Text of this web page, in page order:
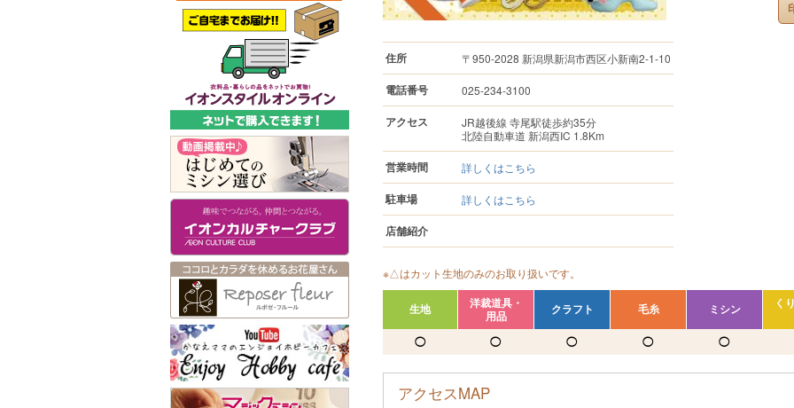
住所 〒950-2028 新潟県新潟市西区小新南2-1-10
電話番号 025-234-3100
アクセス
JR越後線 寺尾駅徒歩約35分
北陸自動車道 新潟西IC 1.8Km
営業時間 詳しくはこちら
駐車場 詳しくはこちら
店舗紹介
※△はカット生地のみのお取り扱いです。
生地
洋裁道具・
用品
クラフト 毛糸 ミシン
く
◯
◯ ◯ ◯ ◯
アクセスMAP